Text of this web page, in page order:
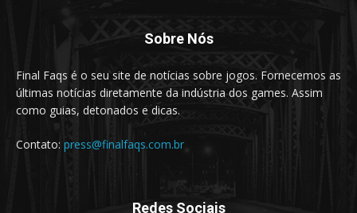
Sobre Nós
Final Faqs é o seu site de notícias sobre jogos. Fornecemos as
últimas notícias diretamente da indústria dos games. Assim
como guias, detonados e dicas.
Contato: press@finalfaqs.com.br
Redes Sociais